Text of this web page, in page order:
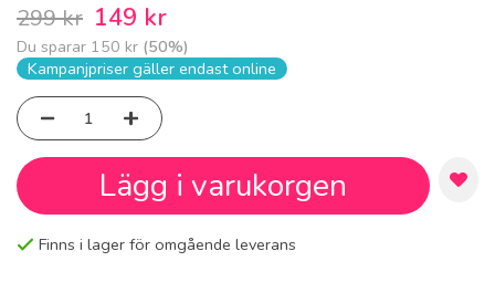
299 kr 149 kr
Du sparar 150 kr (50%)
Kampanjpriser gäller endast online
Lägg i varukorgen
Finns i lager för omgående leverans